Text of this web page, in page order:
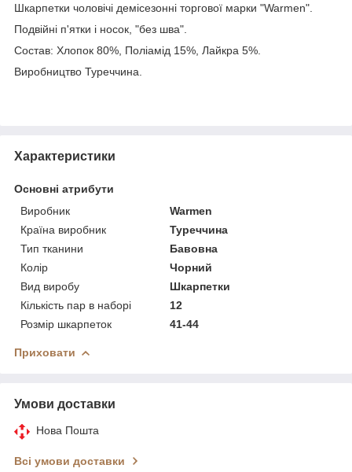
Шкарпетки чоловічі демісезонні торгової марки "Warmen".
Подвійні п'ятки і носок, "без шва".
Состав: Хлопок 80%, Поліамід 15%, Лайкра 5%.
Виробництво Туреччина.
Характеристики
Основні атрибути
Виробник
Warmen
Країна виробник
Туреччина
Тип тканини
Бавовна
Колір
Чорний
Вид виробу
Шкарпетки
Кількість пар в наборі
12
Розмір шкарпеток
41-44
Приховати
Умови доставки
Нова Пошта
Всі умови доставки